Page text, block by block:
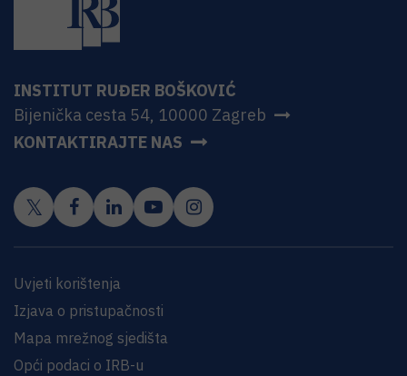
INSTITUT RUĐER BOŠKOVIĆ
Bijenička cesta 54, 10000 Zagreb
KONTAKTIRAJTE NAS
Uvjeti korištenja
Izjava o pristupačnosti
Mapa mrežnog sjedišta
Opći podaci o IRB-u